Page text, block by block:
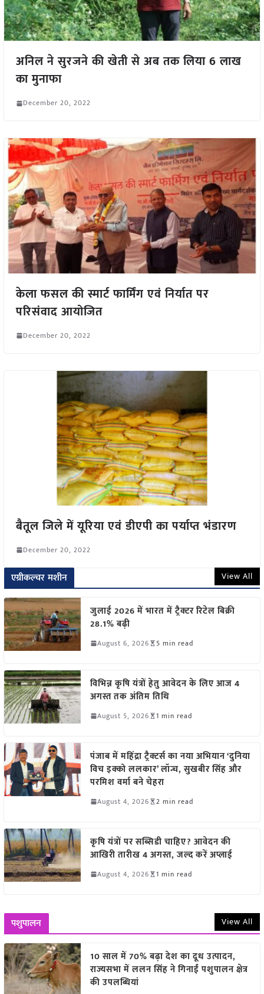
अनिल ने सुरजने की खेती से अब तक लिया 6 लाख
का मुनाफा
December 20, 2022
केला फसल की स्मार्ट फार्मिंग एवं निर्यात पर
परिसंवाद आयोजित
December 20, 2022
बैतूल जिले में यूरिया एवं डीएपी का पर्याप्त भंडारण
December 20, 2022
एग्रीकल्चर मशीन View All
जुलाई 2026 में भारत में ट्रैक्टर रिटेल बिक्री
28.1% बढ़ी
August 6, 2026 5 min read
विभिन्न कृषि यंत्रों हेतु आवेदन के लिए आज 4
अगस्त तक अंतिम तिथि
August 5, 2026 1 min read
पंजाब में महिंद्रा ट्रैक्टर्स का नया अभियान ‘दुनिया
विच इक्को ललकार’ लॉन्च, सुखबीर सिंह और
परमिश वर्मा बने चेहरा
August 4, 2026 2 min read
कृषि यंत्रों पर सब्सिडी चाहिए? आवेदन की
आखिरी तारीख 4 अगस्त, जल्द करें अप्लाई
August 4, 2026 1 min read
पशुपालन View All
10 साल में 70% बढ़ा देश का दूध उत्पादन,
राज्यसभा में ललन सिंह ने गिनाईं पशुपालन क्षेत्र
की उपलब्धियां